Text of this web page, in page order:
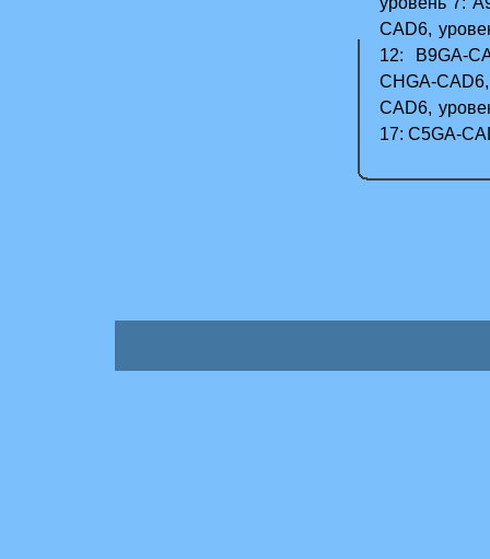
CAD6,
12: B9GA-
CHGA-
CAD6,
17: C5GA-